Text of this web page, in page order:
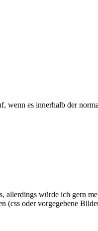
wenn es innerhalb der
allerdings würde ich gern
(css oder vorgegebene